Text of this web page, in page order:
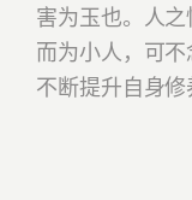
害为玉也。人
而为小人，可不
不断提升自身修